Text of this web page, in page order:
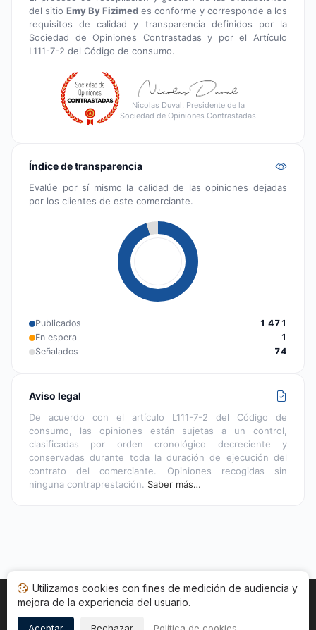
del sitio Emy By Fizimed es conforme y corresponde a los
requisitos de calidad y transparencia definidos por la
Sociedad de Opiniones Contrastadas y por el Artículo
L111-7-2 del Código de consumo.
Nicolas Duval, Presidente de la
Sociedad de Opiniones Contrastadas
Índice de transparencia
Evalúe por sí mismo la calidad de las opiniones dejadas
por los clientes de este comerciante.
Publicados
1 471
En espera
1
Señalados
74
Aviso legal
De acuerdo con el artículo L111-7-2 del Código de
consumo, las opiniones están sujetas a un control,
clasificadas por orden cronológico decreciente y
conservadas durante toda la duración de ejecución del
contrato del comerciante. Opiniones recogidas sin
ninguna contraprestación. Saber más…
Inicio Estado opiniones Categorías
Utilizamos cookies con fines de medición de audiencia y
mejora de la experiencia del usuario.